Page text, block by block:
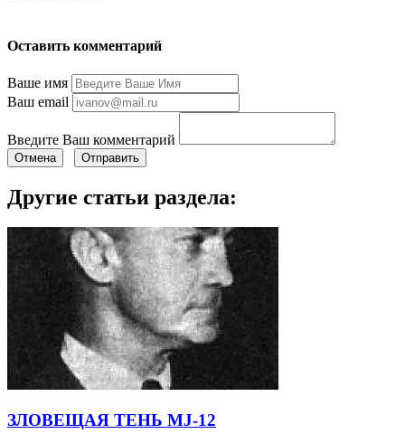
Оставить комментарий
Ваше имя
Ваш email
Введите Ваш комментарий
Отмена Отправить
Другие статьи раздела:
ЗЛОВЕЩАЯ ТЕНЬ MJ-12